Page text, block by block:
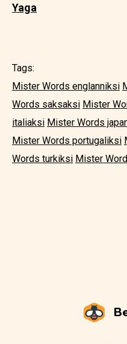
Yaga
Tags:
Mister Words englanniksi
Words saksaksi Mister
italiaksi Mister Words
Mister Words portugaliksi
Words turkiksi Mister